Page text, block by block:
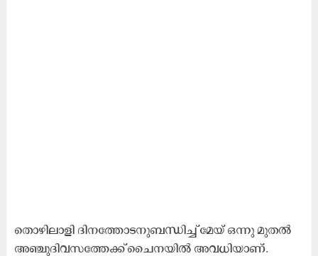
തൊഴിലാളി ദിനത്തോടനുബന്ധിച്ച് മേയ് ഒന്നു മുതൽ
അഞ്ചുദിവസത്തേക്ക് ചൈനയിൽ അവധിയാണ്.